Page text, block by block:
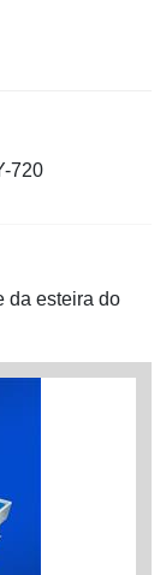
720
da esteira do